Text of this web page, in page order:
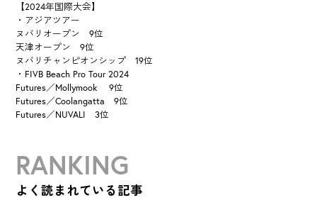
【2024年国際大会】
・アジアツアー
ヌバリオープン 9位
天津オープン 9位
ヌバリチャンピオンシップ 19位
・FIVB Beach Pro Tour 2024
Futures／Mollymook 9位
Futures／Coolangatta 9位
Futures／NUVALI 3位
RANKING
よく読まれている記事